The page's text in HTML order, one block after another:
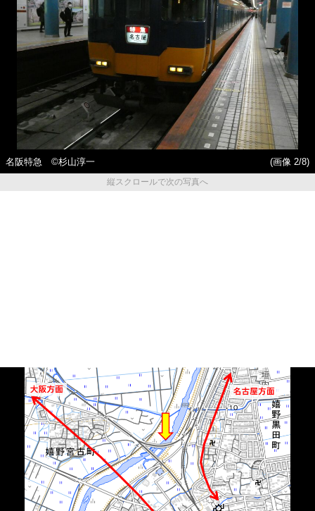
名阪特急 ©️杉山淳一
(画像 2/8)
縦スクロールで次の写真へ